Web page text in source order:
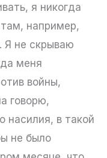
я никогда
например,
Я не скрываю
меня
войны,
говорю,
насилия, в такой
не было